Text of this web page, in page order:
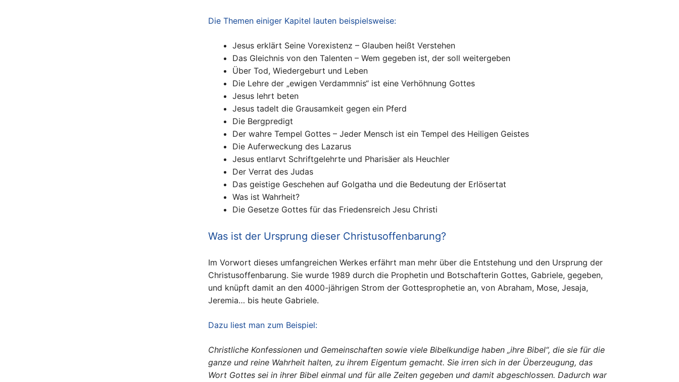
Die Themen einiger Kapitel lauten beispielsweise:
Jesus erklärt Seine Vorexistenz – Glauben heißt Verstehen
Das Gleichnis von den Talenten – Wem gegeben ist, der soll weitergeben
Über Tod, Wiedergeburt und Leben
Die Lehre der „ewigen Verdammnis“ ist eine Verhöhnung Gottes
Jesus lehrt beten
Jesus tadelt die Grausamkeit gegen ein Pferd
Die Bergpredigt
Der wahre Tempel Gottes – Jeder Mensch ist ein Tempel des Heiligen Geistes
Die Auferweckung des Lazarus
Jesus entlarvt Schriftgelehrte und Pharisäer als Heuchler
Der Verrat des Judas
Das geistige Geschehen auf Golgatha und die Bedeutung der Erlösertat
Was ist Wahrheit?
Die Gesetze Gottes für das Friedensreich Jesu Christi
Was ist der Ursprung dieser Christusoffenbarung?
Im Vorwort dieses umfangreichen Werkes erfährt man mehr über die Entstehung und den Ursprung der
Christusoffenbarung. Sie wurde 1989 durch die Prophetin und Botschafterin Gottes, Gabriele, gegeben,
und knüpft damit an den 4000-jährigen Strom der Gottesprophetie an, von Abraham, Mose, Jesaja,
Jeremia… bis heute Gabriele.
Dazu liest man zum Beispiel:
Christliche Konfessionen und Gemeinschaften sowie viele Bibelkundige haben „ihre Bibel“, die sie für die
ganze und reine Wahrheit halten, zu ihrem Eigentum gemacht. Sie irren sich in der Überzeugung, das
Wort Gottes sei in ihrer Bibel einmal und für alle Zeiten gegeben und damit abgeschlossen. Dadurch war